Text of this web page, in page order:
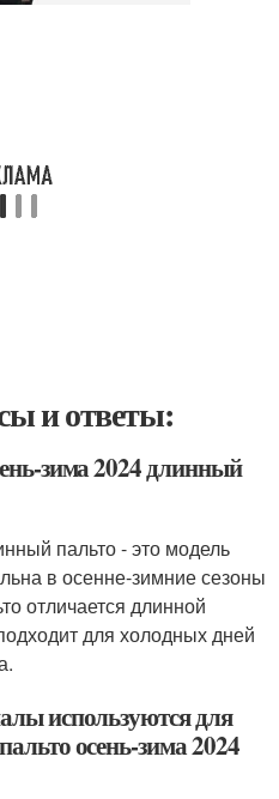
и ответы:
зима 2024 длинный
пальто - это модель
в осенне-зимние сезоны
отличается длинной
для холодных дней
используются для
осень-зима 2024